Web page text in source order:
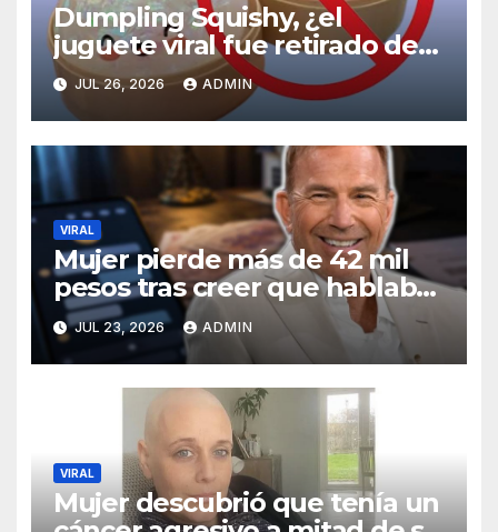
Dumpling Squishy, ¿el
juguete viral fue retirado del
mercado por sustancia
cancerígena?
JUL 26, 2026 ADMIN
VIRAL
Mujer pierde más de 42 mil
pesos tras creer que hablaba
con Kevin Costner
JUL 23, 2026 ADMIN
VIRAL
Mujer descubrió que tenía un